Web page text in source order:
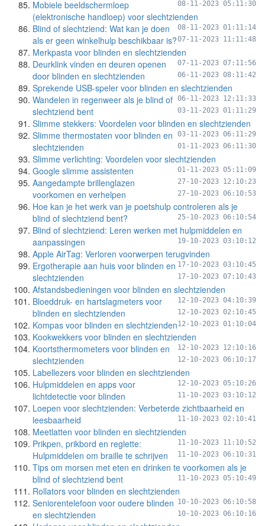
08-11-2023 05:11:30
Mobiele beeldschermloep
(elektronische handloep) voor slechtzienden
08-11-2023 01:11:14
Blind of slechtziend: Wat kan je doen
als er geen winkelhulp beschikbaar is?07-11-2023 11:11:48
Merkpasta voor blinden en slechtzienden
07-11-2023 07:11:56
Deurklink vinden en deuren openen
door blinden en slechtzienden
06-11-2023 08:11:42
Sprekende USB-speler voor blinden en slechtzienden
06-11-2023 12:11:33
Wandelen in regenweer als je blind of
slechtziend bent
03-11-2023 01:11:29
Slimme stekkers: Voordelen voor blinden en slechtzienden
03-11-2023 06:11:29
Slimme thermostaten voor blinden en
slechtzienden
01-11-2023 06:11:30
Slimme verlichting: Voordelen voor slechtzienden
01-11-2023 05:11:09
Google slimme assistenten
27-10-2023 12:10:23
Aangedampte brillenglazen
voorkomen en verhelpen
27-10-2023 06:10:53
Hoe kan je het werk van je poetshulp controleren als je
blind of slechtziend bent?
25-10-2023 06:10:54
Blind of slechtziend: Leren werken met hulpmiddelen en
aanpassingen
19-10-2023 03:10:12
Apple AirTag: Verloren voorwerpen terugvinden
17-10-2023 03:10:45
Ergotherapie aan huis voor blinden en
slechtzienden
17-10-2023 07:10:43
Afstandsbedieningen voor blinden en slechtzienden
12-10-2023 04:10:39
Bloeddruk- en hartslagmeters voor
blinden en slechtzienden
12-10-2023 02:10:45
Kompas voor blinden en slechtzienden12-10-2023 01:10:04
Kookwekkers voor blinden en slechtzienden
12-10-2023 12:10:16
Koortsthermometers voor blinden en
slechtzienden
12-10-2023 06:10:17
Labellezers voor blinden en slechtzienden
12-10-2023 05:10:26
Hulpmiddelen en apps voor
lichtdetectie voor blinden
11-10-2023 03:10:12
Loepen voor slechtzienden: Verbeterde zichtbaarheid en
leesbaarheid
11-10-2023 02:10:41
Meetlatten voor blinden en slechtzienden
11-10-2023 11:10:52
Prikpen, prikbord en reglette:
Hulpmiddelen om braille te schrijven
11-10-2023 06:10:31
Tips om morsen met eten en drinken te voorkomen als je
blind of slechtziend bent
11-10-2023 05:10:49
Rollators voor blinden en slechtzienden
10-10-2023 06:10:58
Seniorentelefoon voor oudere blinden
en slechtzienden
10-10-2023 06:10:16